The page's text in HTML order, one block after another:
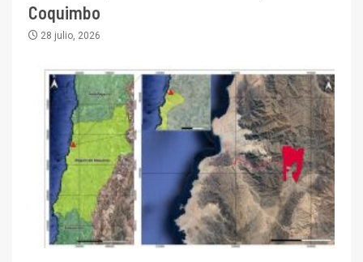
Coquimbo
28 julio, 2026